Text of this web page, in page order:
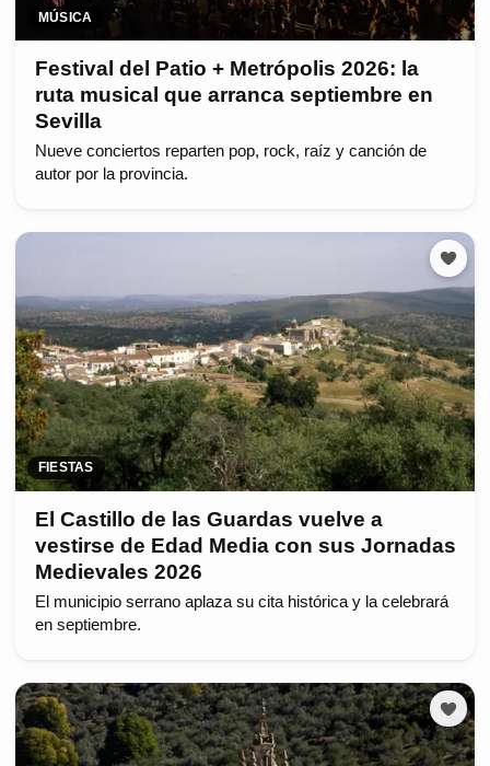
MÚSICA
Festival del Patio + Metrópolis 2026: la
ruta musical que arranca septiembre en
Sevilla
Nueve conciertos reparten pop, rock, raíz y canción de
autor por la provincia.
FIESTAS
El Castillo de las Guardas vuelve a
vestirse de Edad Media con sus Jornadas
Medievales 2026
El municipio serrano aplaza su cita histórica y la celebrará
en septiembre.